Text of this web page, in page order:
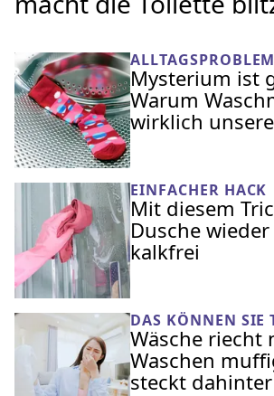
ALLTAGSPROBLEM
Mysterium ist
Warum
wirklich
EINFACHER HACK
Mit diesem
Dusche
kalkfrei
DAS KÖNNEN SIE
Wäsche riecht
Waschen
steckt dahinter